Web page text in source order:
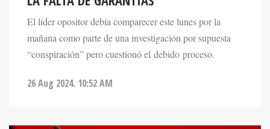
El líder opositor debía comparecer este lunes por la
mañana como parte de una investigación por supuesta
“conspiración” pero cuestionó el debido proceso.
26 Aug 2024. 10:52 AM